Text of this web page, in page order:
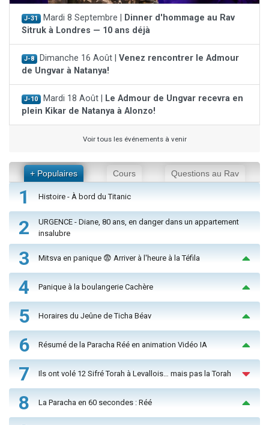
J-31 Mardi 8 Septembre |
Dinner d'hommage au Rav
Sitruk à Londres — 10 ans déjà
J-8 Dimanche 16 Août | Venez rencontrer le Admour
de Ungvar à Natanya!
J-10 Mardi 18 Août |
Le Admour de Ungvar recevra en
plein Kikar de Natanya à Alonzo!
Voir tous les événements à venir
+ Populaires Cours Questions au Rav
1 Histoire - À bord du Titanic
2
URGENCE - Diane, 80 ans, en danger dans un appartement
insalubre
3 Mitsva en panique 😨 Arriver à l'heure à la Téfila
4 Panique à la boulangerie Cachère
5 Horaires du Jeûne de Ticha Béav
6 Résumé de la Paracha Réé en animation Vidéo IA
7 Ils ont volé 12 Sifré Torah à Levallois… mais pas la Torah
8 La Paracha en 60 secondes : Réé